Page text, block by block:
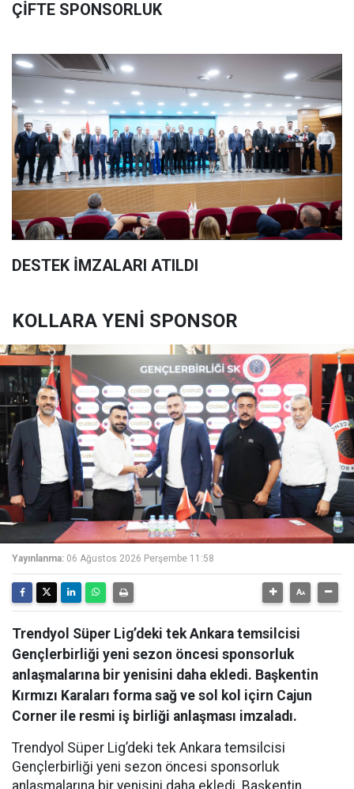
ÇİFTE SPONSORLUK
DESTEK İMZALARI ATILDI
KOLLARA YENİ SPONSOR
Yayınlanma: 06 Ağustos 2026 Perşembe 11:58
Trendyol Süper Lig’deki tek Ankara temsilcisi
Gençlerbirliği yeni sezon öncesi sponsorluk
anlaşmalarına bir yenisini daha ekledi. Başkentin
Kırmızı Karaları forma sağ ve sol kol içirn Cajun
Corner ile resmi iş birliği anlaşması imzaladı.
Trendyol Süper Lig’deki tek Ankara temsilcisi
Gençlerbirliği yeni sezon öncesi sponsorluk